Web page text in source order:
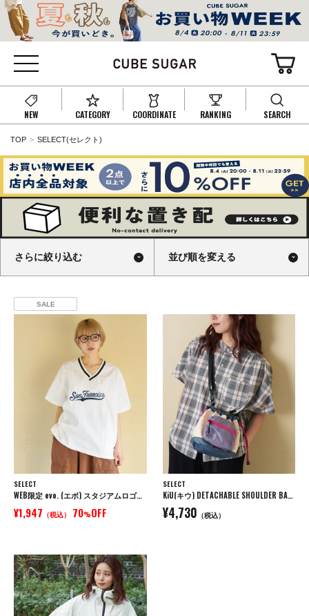
NEW CATEGORY COORDINATE RANKING SEARCH
TOP SELECT(セレクト)
さらに絞り込む 並び順を変える
SALE
SELECT
WEB限定 evo. (エボ) スタジアムロゴ刺繍 ラインリブ 裾ドロスト Vネック ナイロン プルオーバーブラウス
¥1,947 （税込） 70%OFF
SELECT
KiU(キウ) DETACHABLE SHOULDER BAG デタッチャブルショルダーバッグ
¥4,730 （税込）